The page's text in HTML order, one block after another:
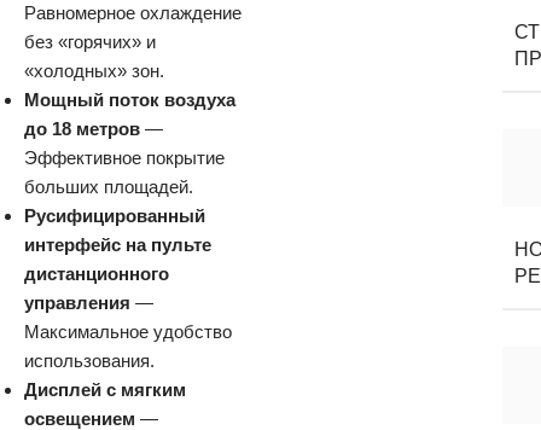
Равномерное охлаждение
без «горячих» и
«холодных» зон.
Мощный поток воздуха
до 18 метров —
Эффективное покрытие
больших площадей.
Русифицированный
интерфейс на пульте
дистанционного
управления —
Максимальное удобство
использования.
Дисплей с мягким
освещением —